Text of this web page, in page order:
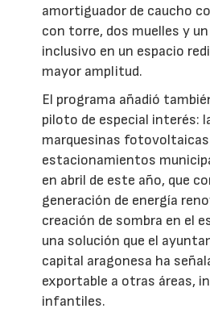
amortiguador de caucho
con torre, dos muelles y
inclusivo en un espacio
mayor amplitud.
El programa añadió
piloto de especial interés:
marquesinas
estacionamientos
en abril de este año, que
generación de energía
creación de sombra en el
una solución que el
capital aragonesa ha
exportable a otras áreas,
infantiles.